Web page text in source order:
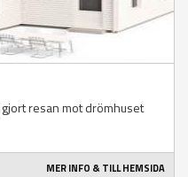
resan mot drömhuset
MER INFO & TILL HEMSIDA